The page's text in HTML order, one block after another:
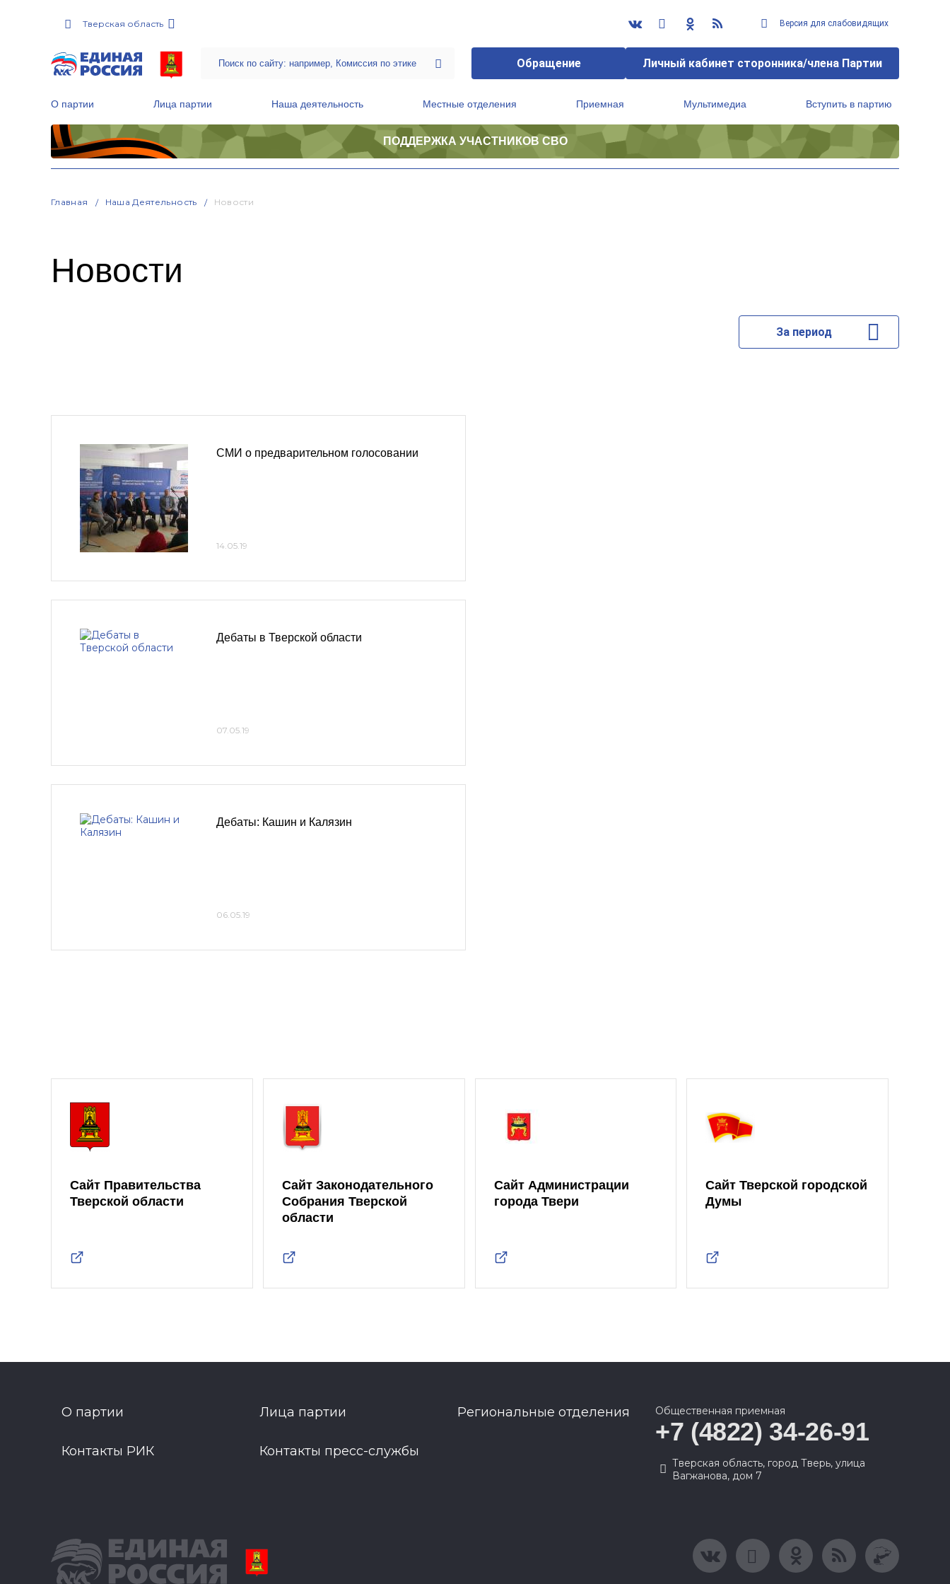
Тверская область Версия для слабовидящих
Обращение Личный кабинет сторонника/члена Партии
О партии Лица партии Наша деятельность Местные отделения Приемная Мультимедиа Вступить в партию
ПОДДЕРЖКА УЧАСТНИКОВ СВО
Главная Наша Деятельность Новости
Новости
За период
СМИ о предварительном голосовании
14.05.19
Дебаты в Тверской области
07.05.19
Дебаты: Кашин и Калязин
06.05.19
Сайт Правительства
Тверской области
Сайт Законодательного
Собрания Тверской
области
Сайт Администрации
города Твери
Сайт Тверской городской
Думы
О партии Лица партии Региональные отделения
Контакты РИК Контакты пресс-службы
Общественная приемная
+7 (4822) 34-26-91
Тверская область, город Тверь, улица
Вагжанова, дом 7